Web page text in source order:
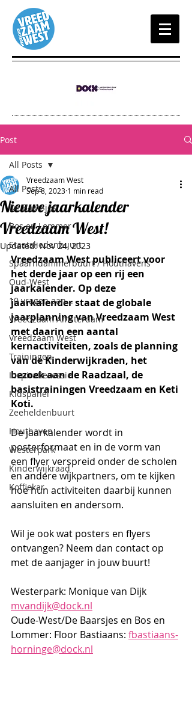
Post
All Posts
De Baarsjes
Bos en Lommer
Staatsliedenbuurt
Spaarndammerbuurt / Houthavens
Oud-West
10 vragen aan...
Vreedzaam Amsterdam
Vreedzaam West
Trainingen
Inspiratiesessie
Kidspanel
Zeeheldenbuurt
Houthaven
Westerpark
Kinderwijkraad
Koffiekar
All Posts
Nieuwe jaarkalender
Vreedzaam West!
Vreedzaam West
Sep 8, 2023 1 min read
Updated:Nov 24, 2023
Vreedzaam West publiceert voor
het derde jaar op een rij een
jaarkalender. Op deze
jaarkalender staat de globale
jaarplanning van Vreedzaam West
met daarin een aantal
kernactiviteiten, zoals de planning
van de Kinderwijkraden, het
bezoek aan de Raadzaal, de
basistrainingen Vreedzaam en Keti
Koti.
De jaarkalender wordt in
posterformaat en in de vorm van
een flyer verspreid onder de scholen
en andere wijkpartners, om te kijken
hoe hun activiteiten daarbij kunnen
aansluiten en andersom.
Wil je ook wat posters en flyers
ontvangen? Neem dan contact op
met de aanjager in jouw buurt!
Westerpark: Monique van Dijk
mvandijk@dock.nl
Oude-West/De Baarsjes en Bos en
Lommer: Floor Bastiaans: fbastiaans-
horninge@dock.nl